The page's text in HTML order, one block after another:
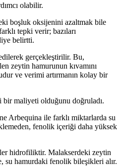
olabilir.
boşluk oksijenini azaltmak bile
tepki verir; bazıları
belirtti.
gerçekleştirilir. Bu,
zeytin hamurunun kıvamını
ve verimi artırmanın kolay bir
bir maliyeti olduğunu doğruladı.
Arbequina ile farklı miktarlarda su
fenolik içeriği daha yüksek
hidrofiliktir. Malakserdeki zeytin
su hamurdaki fenolik bileşikleri alır.